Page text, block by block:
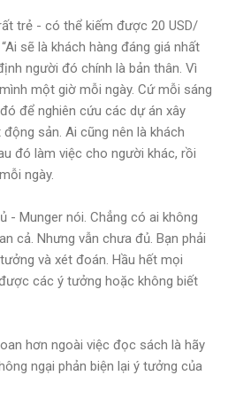
trẻ - có thể kiếm được 20 USD/
sẽ là khách hàng đáng giá nhất
người đó chính là bản thân. Vì
một giờ mỗi ngày. Cứ mỗi sáng
để nghiên cứu các dự án xây
sản. Ai cũng nên là khách
đó làm việc cho người khác, rồi
ngày.
- Munger nói. Chẳng có ai không
cả. Nhưng vẫn chưa đủ. Bạn phải
và xét đoán. Hầu hết mọi
các ý tưởng hoặc không biết
hơn ngoài việc đọc sách là hãy
ngại phản biện lại ý tưởng của